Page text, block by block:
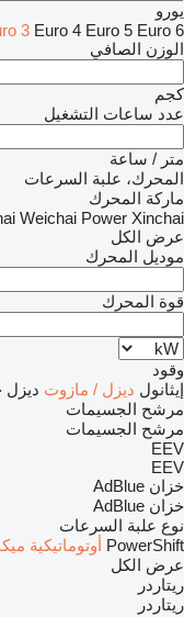
يورو
3 Euro 4 Euro 5 Euro 6
الوزن الصافي
كجم
عدد ساعات التشغيل
متر / ساعة
المحرك، علبة السرعات
ماركة المحرك
Weichai Power Xinchai
عرض الكل
موديل المحرك
قوة المحرك
وقود
إيثانول ديزل / مازوت ديزل
مرشح الجسيمات
مرشح الجسيمات
EEV
EEV
خزان AdBlue
خزان AdBlue
نوع علبة السرعات
PowerShift أوتوماتيكية
عرض الكل
ريتاردر
ريتاردر